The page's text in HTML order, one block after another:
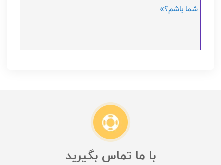
شما باشم؟»
با ما تماس بگیرید